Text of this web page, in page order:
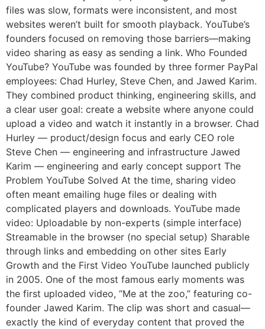
files was slow, formats were inconsistent, and most
websites weren’t built for smooth playback. YouTube’s
founders focused on removing those barriers—making
video sharing as easy as sending a link. Who Founded
YouTube? YouTube was founded by three former PayPal
employees: Chad Hurley, Steve Chen, and Jawed Karim.
They combined product thinking, engineering skills, and
a clear user goal: create a website where anyone could
upload a video and watch it instantly in a browser. Chad
Hurley — product/design focus and early CEO role
Steve Chen — engineering and infrastructure Jawed
Karim — engineering and early concept support The
Problem YouTube Solved At the time, sharing video
often meant emailing huge files or dealing with
complicated players and downloads. YouTube made
video: Uploadable by non-experts (simple interface)
Streamable in the browser (no special setup) Sharable
through links and embedding on other sites Early
Growth and the First Video YouTube launched publicly
in 2005. One of the most famous early moments was
the first uploaded video, “Me at the zoo,” featuring co-
founder Jawed Karim. The clip was short and casual—
exactly the kind of everyday content that proved the